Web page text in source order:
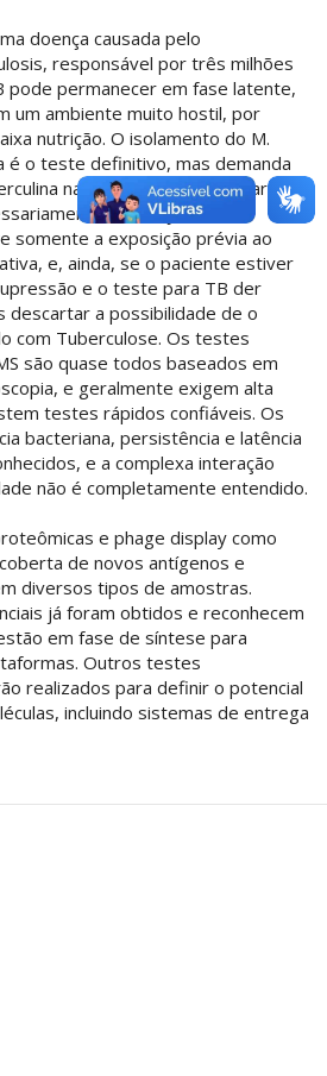
doença causada pelo
responsável por três milhões
pode permanecer em fase latente,
um ambiente muito hostil, por
nutrição. O isolamento do M.
é o teste definitivo, mas demanda
na pele é útil para provar a
a doença. O teste
somente a exposição prévia ao
e, ainda, se o paciente estiver
e o teste para TB der
descartar a possibilidade de o
com Tuberculose. Os testes
são quase todos baseados em
e geralmente exigem alta
testes rápidos confiáveis. Os
bacteriana, persistência e latência
e a complexa interação
não é completamente entendido.
e phage display como
de novos antígenos e
diversos tipos de amostras.
já foram obtidos e reconhecem
em fase de síntese para
Outros testes
realizados para definir o potencial
incluindo sistemas de entrega